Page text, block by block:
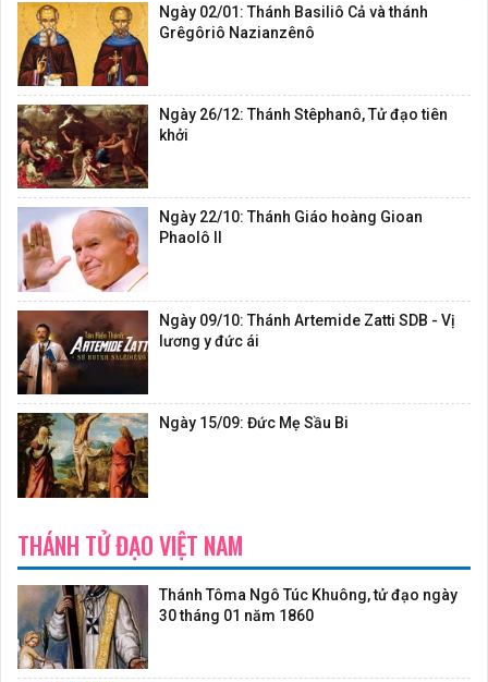
Ngày 02/01: Thánh Basiliô Cả và thánh
Grêgôriô Nazianzênô
Ngày 26/12: Thánh Stêphanô, Tử đạo tiên
khởi
Ngày 22/10: Thánh Giáo hoàng Gioan
Phaolô II
Ngày 09/10: Thánh Artemide Zatti SDB - Vị
lương y đức ái
Ngày 15/09: Đức Mẹ Sầu Bi
THÁNH TỬ ĐẠO VIỆT NAM
Thánh Tôma Ngô Túc Khuông, tử đạo ngày
30 tháng 01 năm 1860